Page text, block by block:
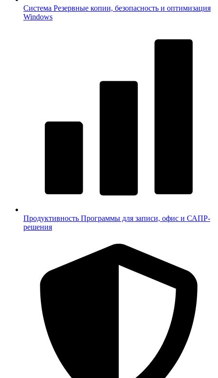
Система Резервные копии, безопасность и оптимизация
Windows
Продуктивность Программы для записи, офис и САПР-
решения